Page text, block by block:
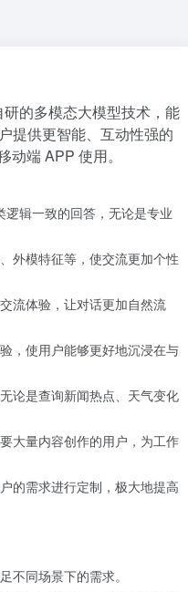
的多模态大模型技术，能
提供更智能、互动性强的
端 APP 使用。
辑一致的回答，无论是专业
外模特征等，使交流更加个性
流体验，让对话更加自然流
，使用户能够更好地沉浸在与
论是查询新闻热点、天气变化
大量内容创作的用户，为工作
的需求进行定制，极大地提高
不同场景下的需求。